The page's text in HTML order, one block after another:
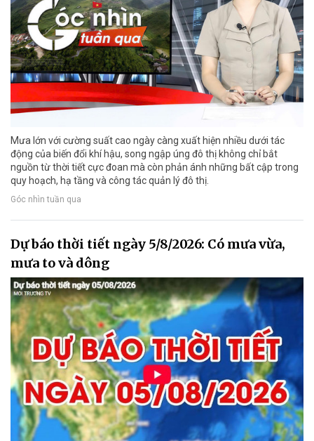
Mưa lớn với cường suất cao ngày càng xuất hiện nhiều dưới tác
động của biến đổi khí hậu, song ngập úng đô thị không chỉ bắt
nguồn từ thời tiết cực đoan mà còn phản ánh những bất cập trong
quy hoạch, hạ tầng và công tác quản lý đô thị.
Góc nhìn tuần qua
Dự báo thời tiết ngày 5/8/2026: Có mưa vừa,
mưa to và dông